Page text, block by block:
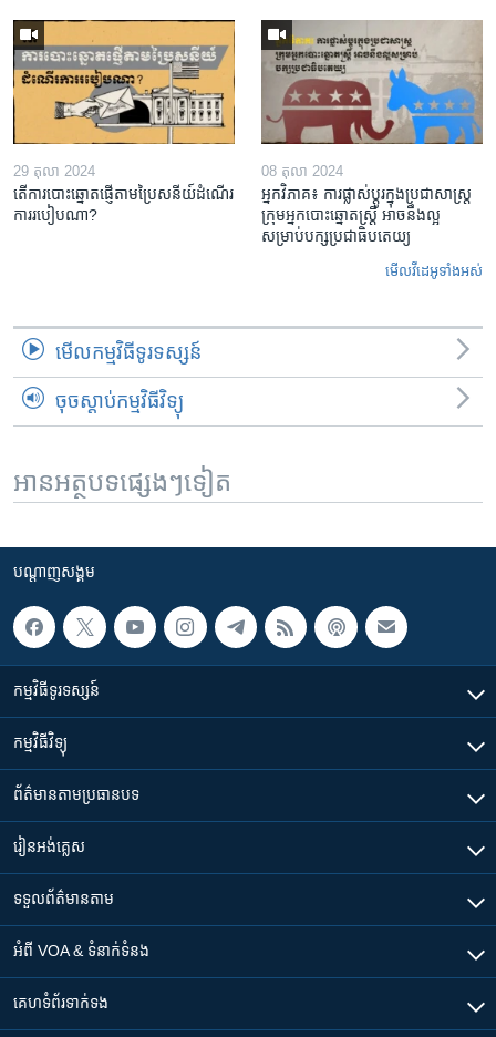
29 តុលា 2024
តើ​ការ​បោះឆ្នោត​ផ្ញើតាម​ប្រៃសនីយ៍​ដំណើរ​
ការរបៀបណា?
08 តុលា 2024
អ្នក​វិភាគ៖​ ការ​ផ្លាស់ប្តូរ​ក្នុង​ប្រជាសាស្ត្រ​​
ក្រុម​អ្នក​បោះឆ្នោត​ស្ត្រី ​អាច​​នឹង​ល្អ​
សម្រាប់​បក្ស​ប្រជាធិបតេយ្យ
មើល​វីដេអូ​ទាំង​អស់
មើល​កម្មវិធី​ទូរទស្សន៍
ចុចស្តាប់កម្មវិធីវិទ្យុ
អានអត្ថបទផ្សេងៗទៀត
បណ្តាញ​សង្គម
កម្មវិធី​ទូរទស្សន៍
កម្មវិធី​វិទ្យុ
ព័ត៌មាន​តាមប្រធានបទ​
រៀន​​អង់គ្លេស
ទទួល​ព័ត៌មាន​តាម
អំពី​ VOA & ទំនាក់ទំនង
គេហទំព័រ​​ទាក់ទង